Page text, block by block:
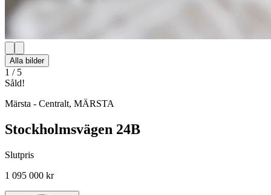
Alla bilder
1 / 5
Såld!
Märsta - Centralt, MÄRSTA
Stockholmsvägen 24B
Slutpris
1 095 000 kr